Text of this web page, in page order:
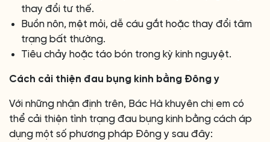
thay đổi tư thế.
Buồn nôn, mệt mỏi, dễ cáu gắt hoặc thay đổi tâm
trạng bất thường.
Tiêu chảy hoặc táo bón trong kỳ kinh nguyệt.
Cách cải thiện đau bụng kinh bằng Đông y
Với những nhận định trên, Bác Hà khuyên chị em có
thể cải thiện tình trạng đau bụng kinh bằng cách áp
dụng một số phương pháp Đông y sau đây: